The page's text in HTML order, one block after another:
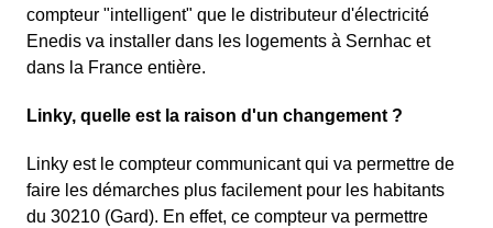
compteur "intelligent" que le distributeur d'électricité
Enedis va installer dans les logements à Sernhac et
dans la France entière.
Linky, quelle est la raison d'un changement ?
Linky est le compteur communicant qui va permettre de
faire les démarches plus facilement pour les habitants
du 30210 (Gard). En effet, ce compteur va permettre